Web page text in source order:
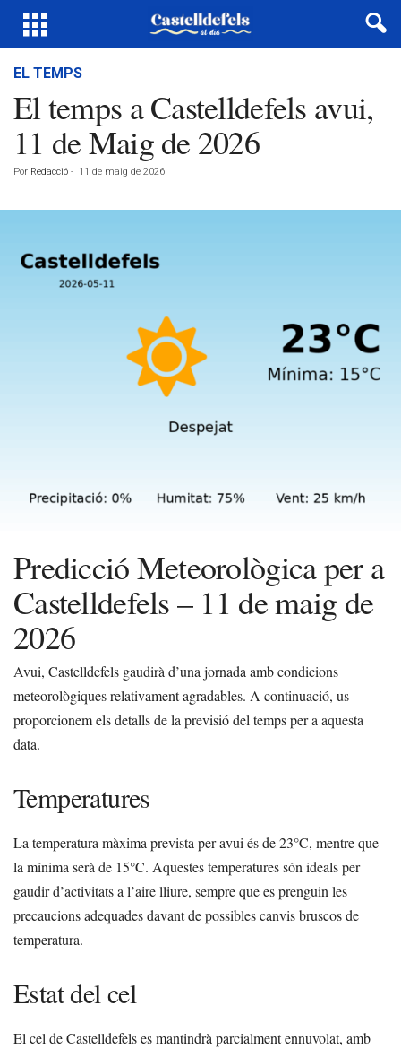
EL TEMPS
El temps a Castelldefels avui,
11 de Maig de 2026
Por Redacció - 11 de maig de 2026
Predicció Meteorològica per a
Castelldefels – 11 de maig de
2026
Avui, Castelldefels gaudirà d’una jornada amb condicions
meteorològiques relativament agradables. A continuació, us
proporcionem els detalls de la previsió del temps per a aquesta
data.
Temperatures
La temperatura màxima prevista per avui és de 23°C, mentre que
la mínima serà de 15°C. Aquestes temperatures són ideals per
gaudir d’activitats a l’aire lliure, sempre que es prenguin les
precaucions adequades davant de possibles canvis bruscos de
temperatura.
Estat del cel
El cel de Castelldefels es mantindrà parcialment ennuvolat, amb